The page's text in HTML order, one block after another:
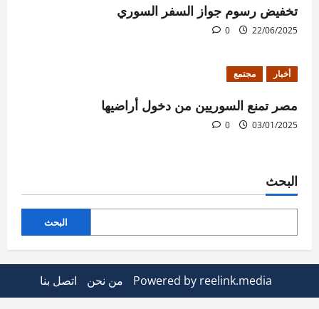
تخفيض رسوم جواز السفر السوري
22/06/2025
0
أخبار مجتمع
مصر تمنع السوريين من دخول أراضيها
03/01/2025
0
البحث
البحث
Powered by reelink.media من نحن اتصل بنا